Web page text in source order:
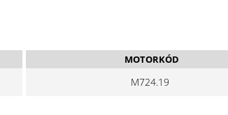
MOTORKÓD
M724.19